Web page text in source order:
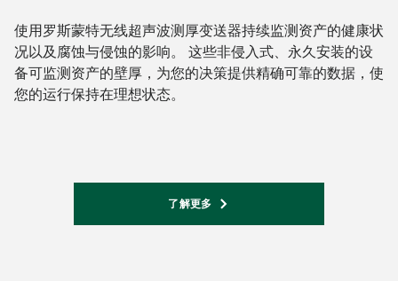
使用罗斯蒙特无线超声波测厚变送器持续监测资产的健康状
况以及腐蚀与侵蚀的影响。 这些非侵入式、永久安装的设
备可监测资产的壁厚，为您的决策提供精确可靠的数据，使
您的运行保持在理想状态。
了解更多